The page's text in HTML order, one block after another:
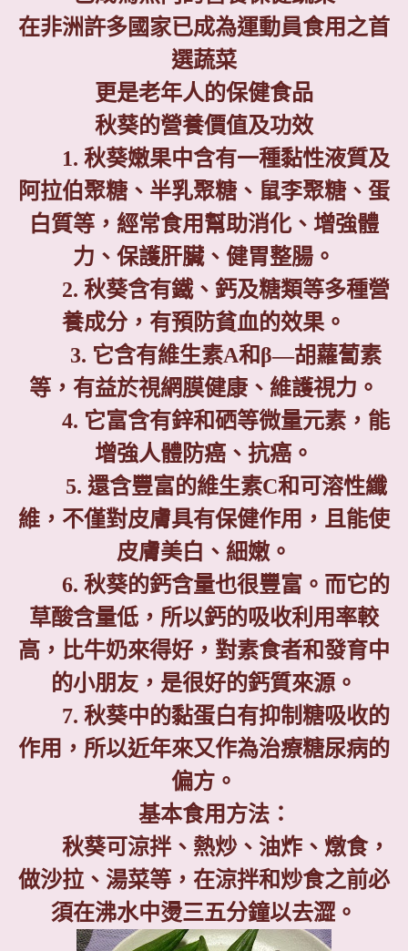
在非洲許多國家已成為運動員食用之首
選蔬菜
更是老年人的保健食品
秋葵的營養價值及功效
1. 秋葵嫩果中含有一種黏性液質及
阿拉伯聚糖、半乳聚糖、鼠李聚糖、蛋
白質等，經常食用幫助消化、增強體
力、保護肝臟、健胃整腸。
2. 秋葵含有鐵、鈣及糖類等多種營
養成分，有預防貧血的效果。
3. 它含有維生素A和β—胡蘿蔔素
等，有益於視網膜健康、維護視力。
4. 它富含有鋅和硒等微量元素，能
增強人體防癌、抗癌。
5. 還含豐富的維生素C和可溶性纖
維，不僅對皮膚具有保健作用，且能使
皮膚美白、細嫩。
6. 秋葵的鈣含量也很豐富。而它的
草酸含量低，所以鈣的吸收利用率較
高，比牛奶來得好，對素食者和發育中
的小朋友，是很好的鈣質來源。
7. 秋葵中的黏蛋白有抑制糖吸收的
作用，所以近年來又作為治療糖尿病的
偏方。
基本食用方法：
秋葵可涼拌、熱炒、油炸、燉食，
做沙拉、湯菜等，在涼拌和炒食之前必
須在沸水中燙三五分鐘以去澀。